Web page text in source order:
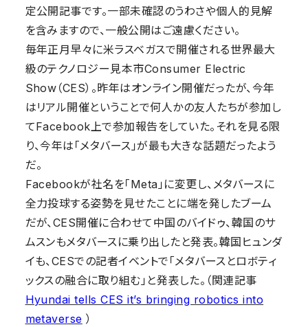
定公開記事です。一部未確認のうわさや個人的見解
を含みますので、一般公開はご遠慮ください。
毎年正月早々に米ラスベガスで開催される世界最大
級のテクノロジー見本市Consumer Electric
Show（CES）。昨年はオンライン開催だったが、今年
はリアル開催ということで何人かの友人たちが参加し
てFacebook上で参加報告をしていた。それを見る限
り、今年は「メタバース」が最も大きな話題だったよう
だ。
Facebookが社名を「Meta」に変更し、メタバースに
全力投球する姿勢を見せたことに端を発したブーム
だが、CES開催に合わせて中国のバイドゥ、韓国のサ
ムスンもメタバースに乗り出したと発表。韓国ヒュンダ
イも、CESでの記者イベントで「メタバースとロボティ
ックスの融合に取り組む」と発表した。（関連記事
Hyundai tells CES it’s bringing robotics into
metaverse ）